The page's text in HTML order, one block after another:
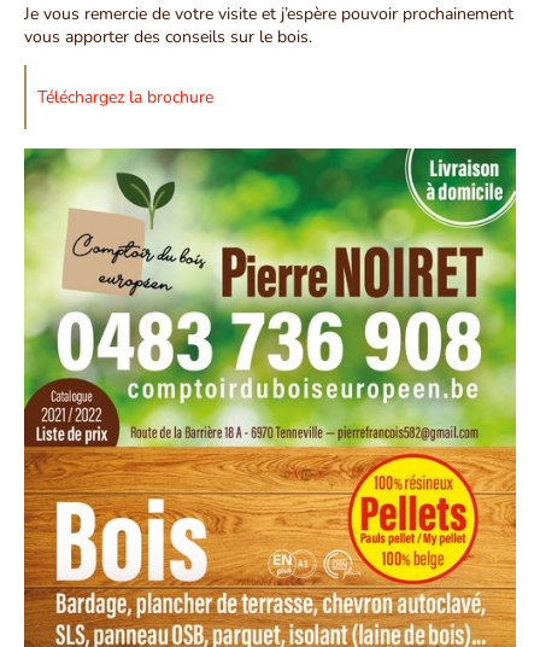
Je vous remercie de votre visite et j’espère pouvoir prochainement
vous apporter des conseils sur le bois.
Téléchargez la brochure